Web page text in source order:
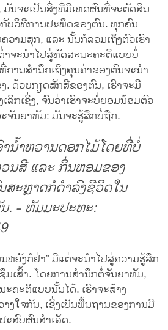
ມັນຈະເປັນສິ່ງທີ່ມີເຫດຜົນທີ່ຈະຕັດສິນ
ບວິທີການປະພຶດຂອງຕົນ. ທຸກຄົນ
ວາມສຸກ, ແລະ ນັ້ນກໍລວມເຖິງຕົວເຮົາ
ຳຈະນຳໄປສູ່ທັດສະນະຄະຕິແບບບໍ່
ານສຳນຶກເຖິງຄຸນຄ່າຂອງຕົນຈະນຳ
. ດ້ວຍກຽດສັກສີຂອງຕົນ, ເຮົາຈະມີ
ລິກເຊິ່ງ, ຈົນວ່າເຮົາຈະບໍ່ຍອມນ້ອມຕົວ
ຈັນຍາທັມ: ມັນຈະຮູ້ສຶກບໍ່ຖືກ.
ານ້ຳຫວານດອກໄມ້ໂດຍທີ່ບໍ່
ນສີ ແລະ ກິ່ນຫອມຂອງ
ສະຫຼາດກໍດຳລົງຊີວິດໃນ
. - ທັມມະປະທະ:
ຫຍັງກໍຢ່າ” ມີແຕ່ຈະນຳໄປສູ່ຄວາມຮູ້ສຶກ
ມເສົ້າ. ໂດຍການສຳນຶກຕໍ່ຈັນຍາທັມ,
ະຄະຕິແບບນັ້ນໄດ້. ເຮົາຈະສ້າງ
ງໃຈກັນ, ເຊິ່ງເປັນພື້ນຖານຂອງການມີ
ະສົບຜົນສຳເລັດ.